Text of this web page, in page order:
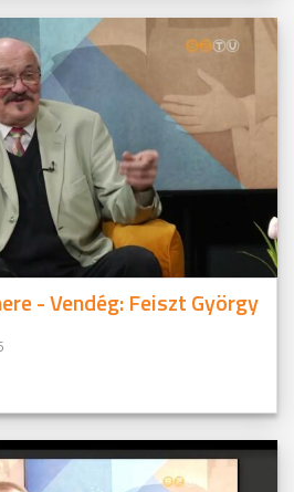
- Vendég: Feiszt György